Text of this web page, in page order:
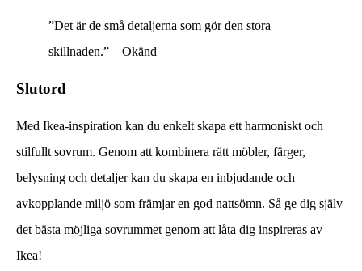
”Det är de små detaljerna som gör den stora
skillnaden.” – Okänd
Slutord
Med Ikea-inspiration kan du enkelt skapa ett harmoniskt och
stilfullt sovrum. Genom att kombinera rätt möbler, färger,
belysning och detaljer kan du skapa en inbjudande och
avkopplande miljö som främjar en god nattsömn. Så ge dig själv
det bästa möjliga sovrummet genom att låta dig inspireras av
Ikea!